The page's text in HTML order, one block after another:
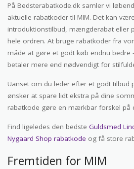
På Bedsterabatkode.dk samler vi
aktuelle rabatkoder til MIM. Det kan
introduktionstilbud, mængderabat eller
hele ordren. At bruge rabatkoder fra
måde at gøre et godt køb endnu bedre
betaler mere end nødvendigt for
Uanset om du leder efter et godt tilbud
ønsker at spare lidt ekstra på dine
rabatkode gøre en mærkbar forskel på
Find ligeledes den bedste Guldsmed
Nygaard Shop rabatkode og få store
Fremtiden for MIM